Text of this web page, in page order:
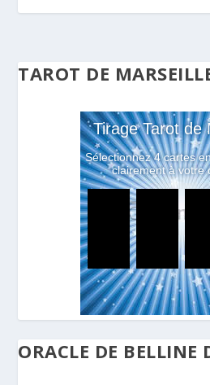
TAROT DE
ORACLE DE BELLINE